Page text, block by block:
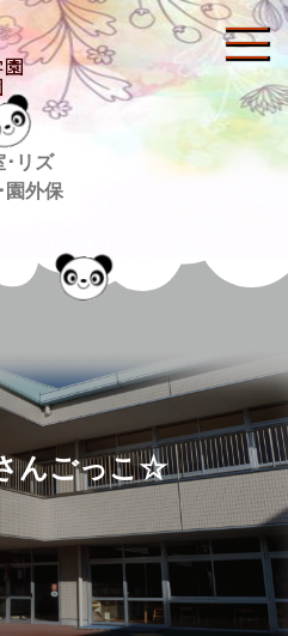
･リズ
園外保
んごっこ☆